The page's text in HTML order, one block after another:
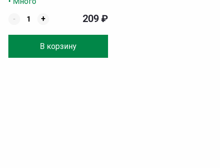
-
+
В корзину
209 ₽